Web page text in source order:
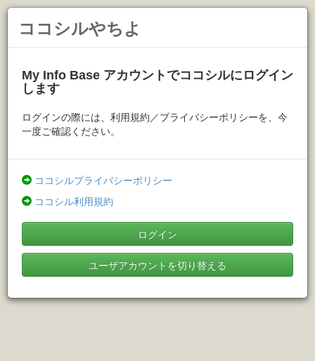
ココシルやちよ
My Info Base アカウントでココシルにログイン
します
ログインの際には、利用規約／プライバシーポリシーを、今
一度ご確認ください。
ココシルプライバシーポリシー
ココシル利用規約
ログイン
ユーザアカウントを切り替える